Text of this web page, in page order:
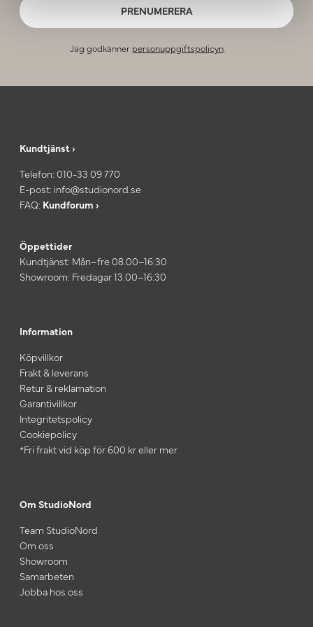
PRENUMERERA
Jag godkänner personuppgiftspolicyn.
Kundtjänst ›
Telefon: 010-33 09 770
E-post: info@studionord.se
FAQ: Kundforum ›
Öppettider
Kundtjänst: Mån–fre 08.00–16:30
Showroom: Fredagar 13.00–16:30
Information
Köpvillkor
Frakt & leverans
Retur & reklamation
Garantivillkor
Integritetspolicy
Cookiepolicy
*Fri frakt vid köp för 600 kr eller mer
Om StudioNord
Team StudioNord
Om oss
Showroom
Samarbeten
Jobba hos oss